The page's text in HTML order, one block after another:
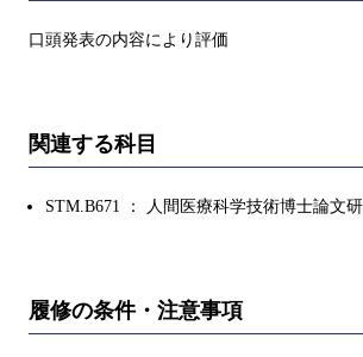
口頭発表の内容により評価
関連する科目
STM.B671 ： 人間医療科学技術博士論文
履修の条件・注意事項